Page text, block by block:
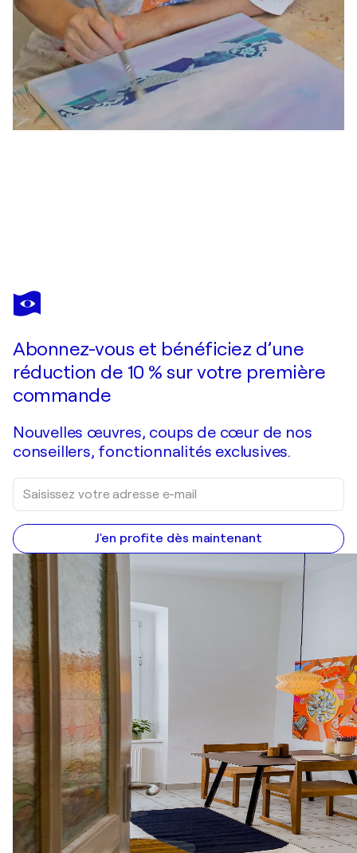
FRANÇOISE SCHMIDT
Rainy days 3
Abonnez-vous et bénéficiez d’une
réduction de 10 % sur votre première
commande
Nouvelles œuvres, coups de cœur de nos
conseillers, fonctionnalités exclusives.
J'en profite dès maintenant